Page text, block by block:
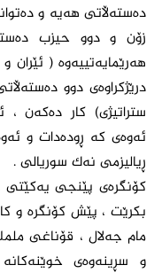
دەستەڵاتی هەیە و
زۆن و دوو حیزب
هەرێمایەتییەوە ( ئێران
درێژکراوەی دوو
ستراتیژی) کار دەکەن
ئەوەی کە ڕودەدات و
ڕیالیزمی نەک سوریالی .
کۆنگرەی پێنجی
بکرێت ، پێش کۆنگرە و
مام جەلال ، قۆناغی
و سڕینەوەی